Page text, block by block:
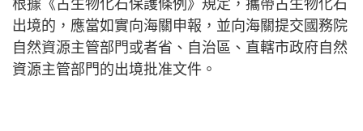
根據《古生物化石保護條例》規定，攜帶古生物化石
出境的，應當如實向海關申報，並向海關提交國務院
自然資源主管部門或者省、自治區、直轄市政府自然
資源主管部門的出境批准文件。